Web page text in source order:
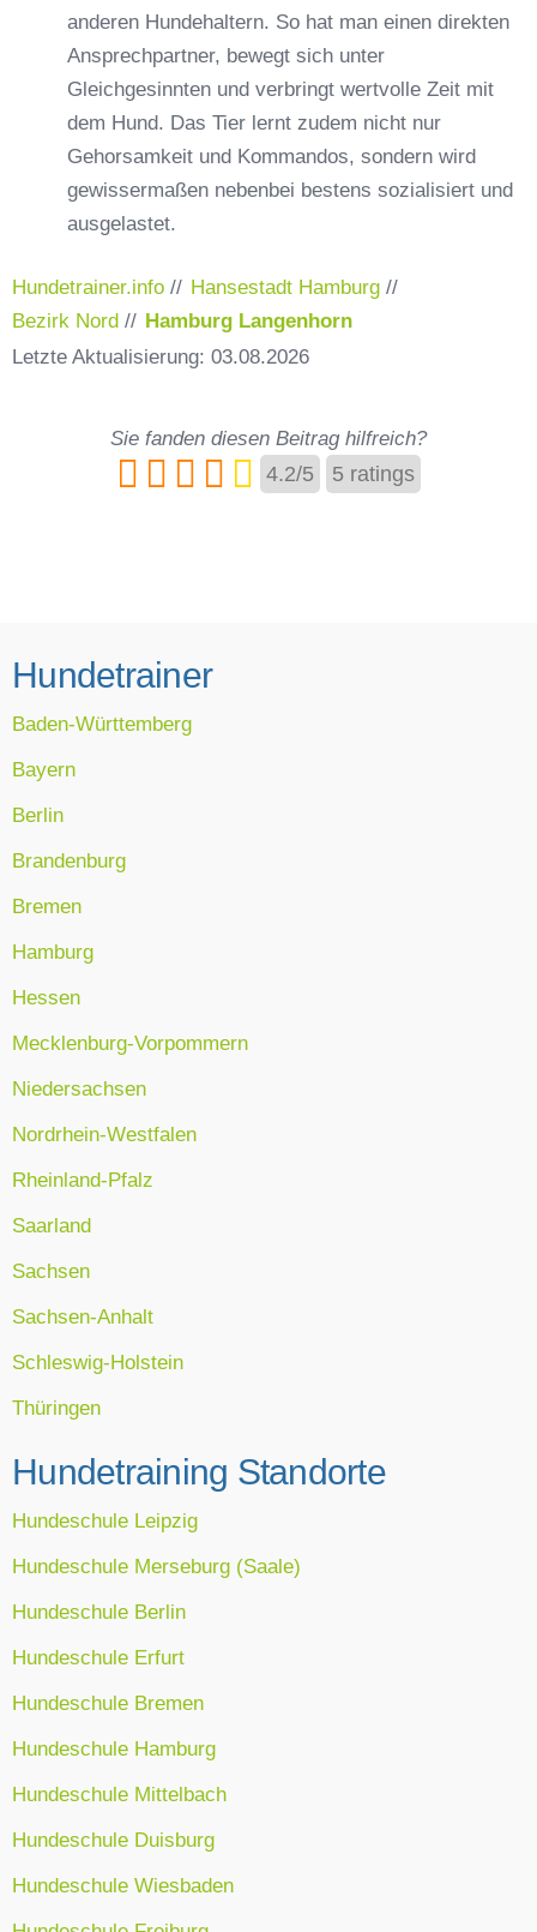
anderen Hundehaltern. So hat man einen direkten
Ansprechpartner, bewegt sich unter
Gleichgesinnten und verbringt wertvolle Zeit mit
dem Hund. Das Tier lernt zudem nicht nur
Gehorsamkeit und Kommandos, sondern wird
gewissermaßen nebenbei bestens sozialisiert und
ausgelastet.
Hundetrainer.info // Hansestadt Hamburg //
Bezirk Nord // Hamburg Langenhorn
Letzte Aktualisierung: 03.08.2026
Sie fanden diesen Beitrag hilfreich?
4.2/5 5 ratings
Hundetrainer
Baden-Württemberg
Bayern
Berlin
Brandenburg
Bremen
Hamburg
Hessen
Mecklenburg-Vorpommern
Niedersachsen
Nordrhein-Westfalen
Rheinland-Pfalz
Saarland
Sachsen
Sachsen-Anhalt
Schleswig-Holstein
Thüringen
Hundetraining Standorte
Hundeschule Leipzig
Hundeschule Merseburg (Saale)
Hundeschule Berlin
Hundeschule Erfurt
Hundeschule Bremen
Hundeschule Hamburg
Hundeschule Mittelbach
Hundeschule Duisburg
Hundeschule Wiesbaden